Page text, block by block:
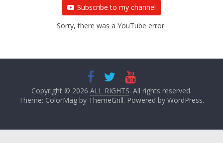
Subscribe to my channel
Sorry, there was a YouTube error.
Copyright © 2026 ALL RIGHTS. All rights reserved.
Theme: ColorMagby ThemeGrill. Powered by WordPress.